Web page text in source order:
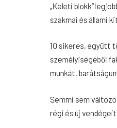
„Keleti blokk”
szakmai és állami
10 sikeres, együtt
személyisé­géből
munkát,
Semmi sem
régi és új